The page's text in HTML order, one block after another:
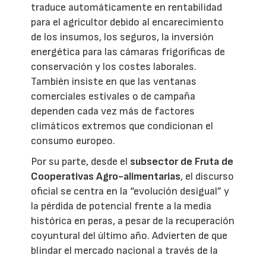
traduce automáticamente en rentabilidad
para el agricultor debido al encarecimiento
de los insumos, los seguros, la inversión
energética para las cámaras frigoríficas de
conservación y los costes laborales.
También insiste en que las ventanas
comerciales estivales o de campaña
dependen cada vez más de factores
climáticos extremos que condicionan el
consumo europeo.
Por su parte, desde el subsector de Fruta de
Cooperativas Agro-alimentarias, el discurso
oficial se centra en la “evolución desigual” y
la pérdida de potencial frente a la media
histórica en peras, a pesar de la recuperación
coyuntural del último año. Advierten de que
blindar el mercado nacional a través de la